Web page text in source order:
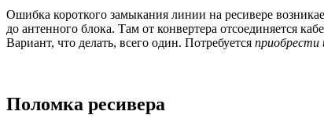
Ошибка короткого замыкания линии на ресивере
до антенного блока. Там от конвертера отсоединяется
Вариант, что делать, всего один. Потребуется приобрести
Поломка ресивера